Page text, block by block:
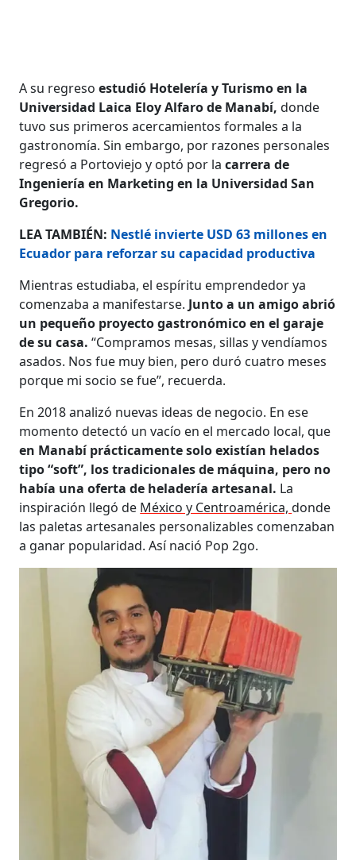
A su regresoestudió Hotelería y Turismo en la
Universidad Laica Eloy Alfaro de Manabí,donde
tuvo sus primeros acercamientos formales a la
gastronomía. Sin embargo, por razones personales
regresó a Portoviejo y optó por lacarrera de
Ingeniería en Marketing en la Universidad San
Gregorio.
LEA TAMBIÉN: Nestlé invierte USD 63 millones en
Ecuador para reforzar su capacidad productiva
Mientras estudiaba, el espíritu emprendedor ya
comenzaba a manifestarse. Junto a un amigo abrió
un pequeño proyecto gastronómico en el garaje
de su casa.“Compramos mesas, sillas y vendíamos
asados. Nos fue muy bien, pero duró cuatro meses
porque mi socio se fue”, recuerda.
En 2018 analizó nuevas ideas de negocio. En ese
momento detectó un vacío en el mercado local, que
en Manabí prácticamente solo existían helados
tipo “soft”, los tradicionales de máquina, pero no
había una oferta de heladería artesanal. La
inspiración llegó de México y Centroamérica,donde
las paletas artesanales personalizables comenzaban
a ganar popularidad. Así nació Pop 2go.